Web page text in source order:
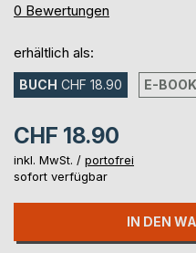
0%
0 Bewertungen
erhältlich als:
BUCH CHF 18.90 E-BOOK
CHF 18.90
inkl. MwSt. / portofrei
sofort verfügbar
IN DEN